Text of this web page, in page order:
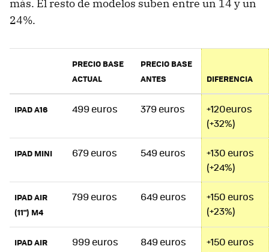
más. El resto de modelos suben entre un 14 y un
24%.
PRECIO BASE
ACTUAL
PRECIO BASE
ANTES
DIFERENCIA
IPAD A16 499 euros 379 euros
+120euros
(+32%)
IPAD MINI 679 euros 549 euros
+130 euros
(+24%)
IPAD AIR
(11") M4
799 euros 649 euros
+150 euros
(+23%)
IPAD AIR
999 euros 849 euros
+150 euros